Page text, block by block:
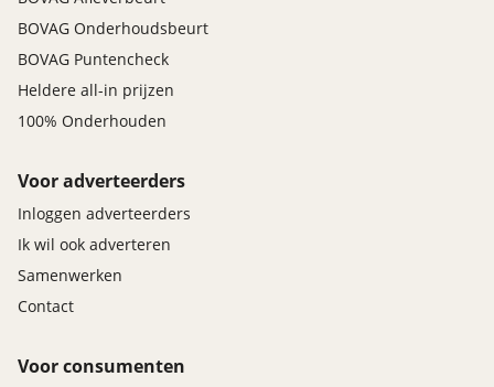
BOVAG Onderhoudsbeurt
BOVAG Puntencheck
Heldere all-in prijzen
100% Onderhouden
Voor adverteerders
Inloggen adverteerders
Ik wil ook adverteren
Samenwerken
Contact
Voor consumenten